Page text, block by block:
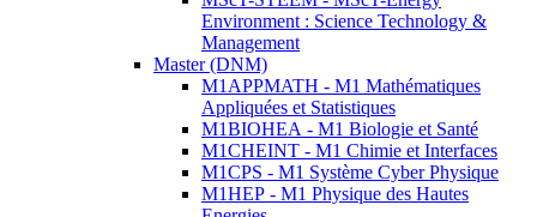
Environment : Science Technology &
Management
Master (DNM)
M1APPMATH - M1 Mathématiques
Appliquées et Statistiques
M1BIOHEA - M1 Biologie et Santé
M1CHEINT - M1 Chimie et Interfaces
M1CPS - M1 Système Cyber Physique
M1HEP - M1 Physique des Hautes